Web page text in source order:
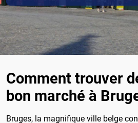
Comment trouver
bon marché à
Bruges, la magnifique ville belge